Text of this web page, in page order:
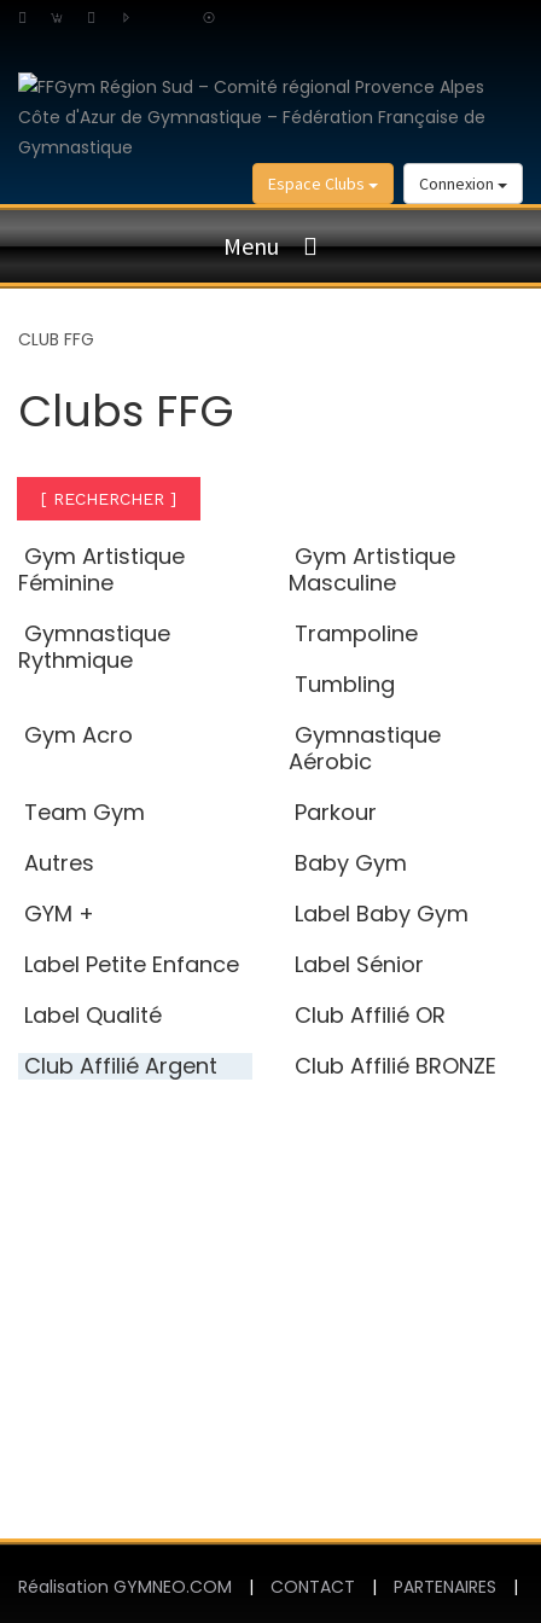
Connexion
Espace Clubs
Menu
CLUB FFG
Clubs FFG
[ RECHERCHER ]
Gym Artistique
Féminine
Gym Artistique
Masculine
Gymnastique
Rythmique
Trampoline
Tumbling
Gym Acro
Gymnastique
Aérobic
Team Gym
Parkour
Autres
Baby Gym
GYM +
Label Baby Gym
Label Petite Enfance
Label Sénior
Label Qualité
Club Affilié OR
Club Affilié Argent
Club Affilié BRONZE
Réalisation GYMNEO.COM | CONTACT | PARTENAIRES
|